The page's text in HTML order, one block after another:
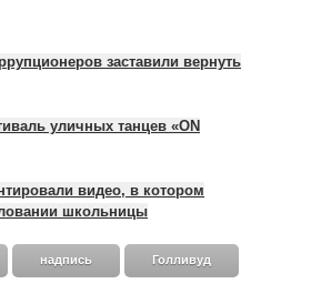
заставили вернуть
уличных танцев «ON
видео, в котором
школьницы
надпись Голливуд